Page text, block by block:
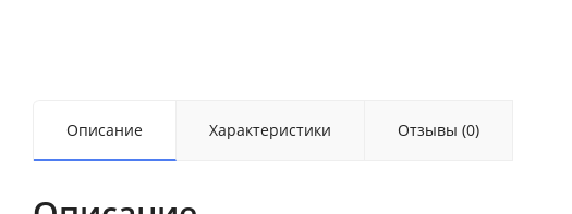
Описание Характеристики Отзывы (0)